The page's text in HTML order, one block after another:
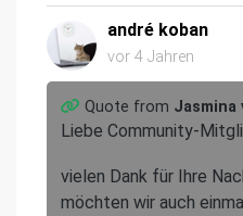
andré koban
vor 4 Jahren
Quote from Jasmina
Liebe Community-
vielen Dank für Ihre
möchten wir auch